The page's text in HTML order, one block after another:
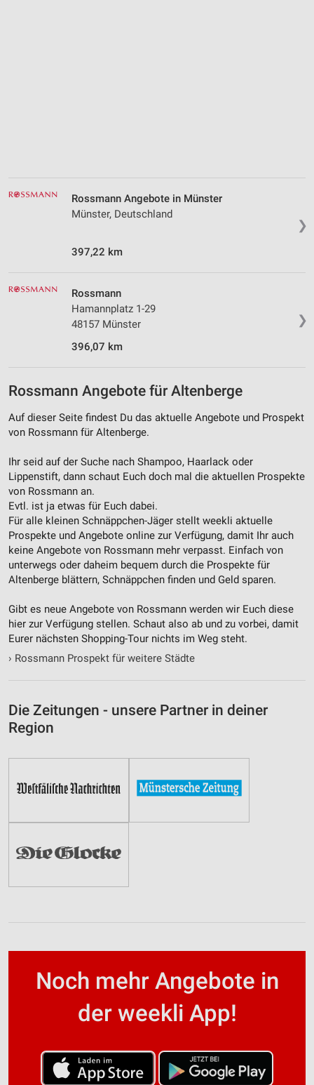
❯
Rossmann Angebote in Münster
Münster, Deutschland
397,22 km
❯
Rossmann
Hamannplatz 1-29
48157 Münster
396,07 km
Rossmann Angebote für Altenberge
Auf dieser Seite findest Du das aktuelle Angebote und Prospekt
von Rossmann für Altenberge.
Ihr seid auf der Suche nach Shampoo, Haarlack oder
Lippenstift, dann schaut Euch doch mal die aktuellen Prospekte
von Rossmann an.
Evtl. ist ja etwas für Euch dabei.
Für alle kleinen Schnäppchen-Jäger stellt weekli aktuelle
Prospekte und Angebote online zur Verfügung, damit Ihr auch
keine Angebote von Rossmann mehr verpasst. Einfach von
unterwegs oder daheim bequem durch die Prospekte für
Altenberge blättern, Schnäppchen finden und Geld sparen.
Gibt es neue Angebote von Rossmann werden wir Euch diese
hier zur Verfügung stellen. Schaut also ab und zu vorbei, damit
Eurer nächsten Shopping-Tour nichts im Weg steht.
› Rossmann Prospekt für weitere Städte
Die Zeitungen - unsere Partner in deiner
Region
Noch mehr Angebote in
der weekli App!